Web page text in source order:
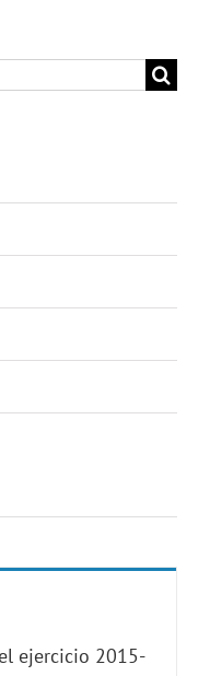
ejercicio 2015-